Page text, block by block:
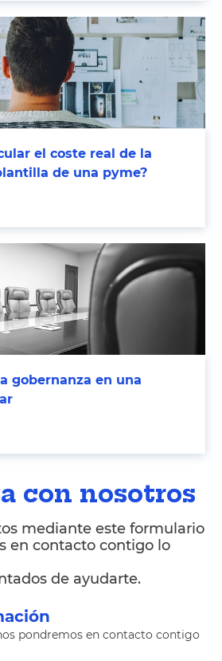
el coste real de la
de una pyme?
gobernanza en una
con nosotros
mediante este formulario
en contacto contigo lo
de ayudarte.
pondremos en contacto contigo